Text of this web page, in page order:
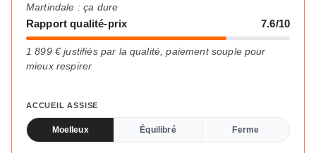
Martindale : ça dure
Rapport qualité-prix 7.6/10
1 899 € justifiés par la qualité, paiement souple pour
mieux respirer
ACCUEIL ASSISE
Moelleux Équilibré Ferme